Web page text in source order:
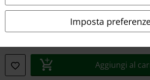
Imposta
Aggiungi al
Informazioni sull'accessibilità
Impostazioni cookie
Esercita Recesso
I prezzi sono IVA compresa. Spese ditrasporto